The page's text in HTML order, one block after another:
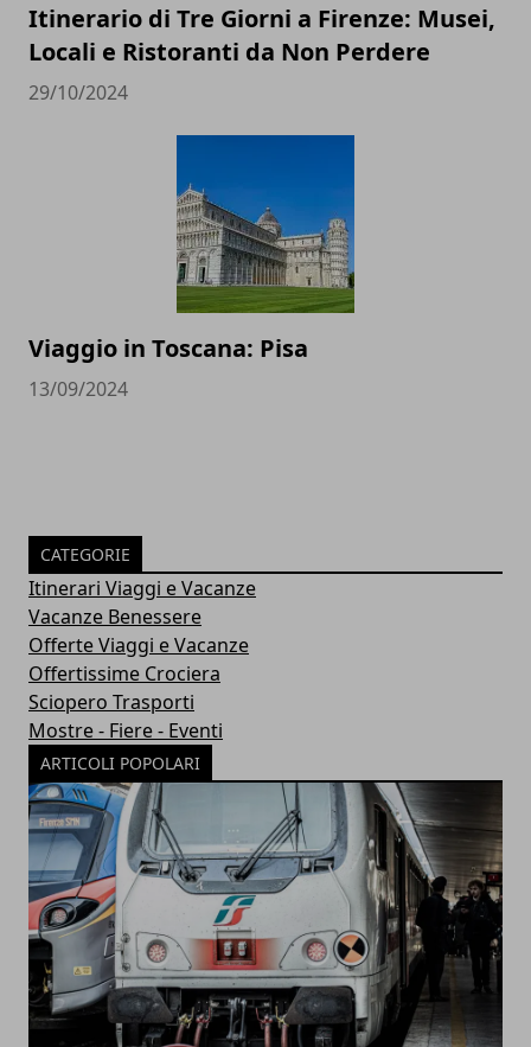
Itinerario di Tre Giorni a Firenze: Musei,
Locali e Ristoranti da Non Perdere
29/10/2024
Viaggio in Toscana: Pisa
13/09/2024
CATEGORIE
Itinerari Viaggi e Vacanze
Vacanze Benessere
Offerte Viaggi e Vacanze
Offertissime Crociera
Sciopero Trasporti
Mostre - Fiere - Eventi
ARTICOLI POPOLARI